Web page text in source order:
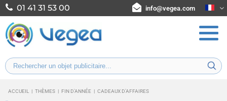
01 41 31 53 00 info@vegea.com
ACCUEIL | THÈMES | FIN D'ANNÉE | CADEAUX D'AFFAIRES